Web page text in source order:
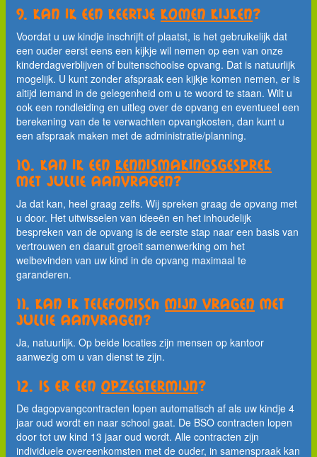
9. Kan ik een keertje komen kijken?
Voordat u uw kindje inschrijft of plaatst, is het gebruikelijk dat
een ouder eerst eens een kijkje wil nemen op een van onze
kinderdagverblijven of buitenschoolse opvang. Dat is natuurlijk
mogelijk. U kunt zonder afspraak een kijkje komen nemen, er is
altijd iemand in de gelegenheid om u te woord te staan. Wilt u
ook een rondleiding en uitleg over de opvang en eventueel een
berekening van de te verwachten opvangkosten, dan kunt u
een afspraak maken met de administratie/planning.
10. Kan ik een kennismakingsgesprek
met jullie aanvragen?
Ja dat kan, heel graag zelfs. Wij spreken graag de opvang met
u door. Het uitwisselen van ideeën en het inhoudelijk
bespreken van de opvang is de eerste stap naar een basis van
vertrouwen en daaruit groeit samenwerking om het
welbevinden van uw kind in de opvang maximaal te
garanderen.
11. Kan ik telefonisch mijn vragen met
jullie aanvragen?
Ja, natuurlijk. Op beide locaties zijn mensen op kantoor
aanwezig om u van dienst te zijn.
12. Is er een opzegtermijn?
De dagopvangcontracten lopen automatisch af als uw kindje 4
jaar oud wordt en naar school gaat. De BSO contracten lopen
door tot uw kind 13 jaar oud wordt. Alle contracten zijn
individuele overeenkomsten met de ouder, in samenspraak kan